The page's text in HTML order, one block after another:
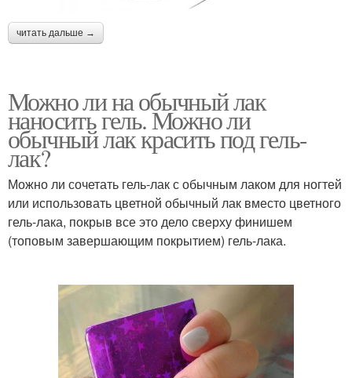
читать дальше →
Можно ли на обычный лак
наносить гель. Можно ли
обычный лак красить под гель-
лак?
Можно ли сочетать гель-лак с обычным лаком для ногтей
или использовать цветной обычный лак вместо цветного
гель-лака, покрыв все это дело сверху финишем
(топовым завершающим покрытием) гель-лака.